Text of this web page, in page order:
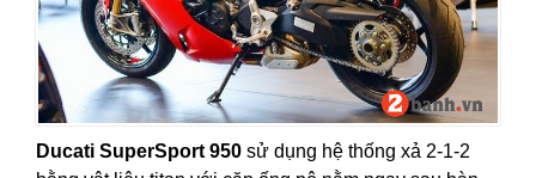
Ducati SuperSport 950 sử dụng hệ thống xả 2-1-2